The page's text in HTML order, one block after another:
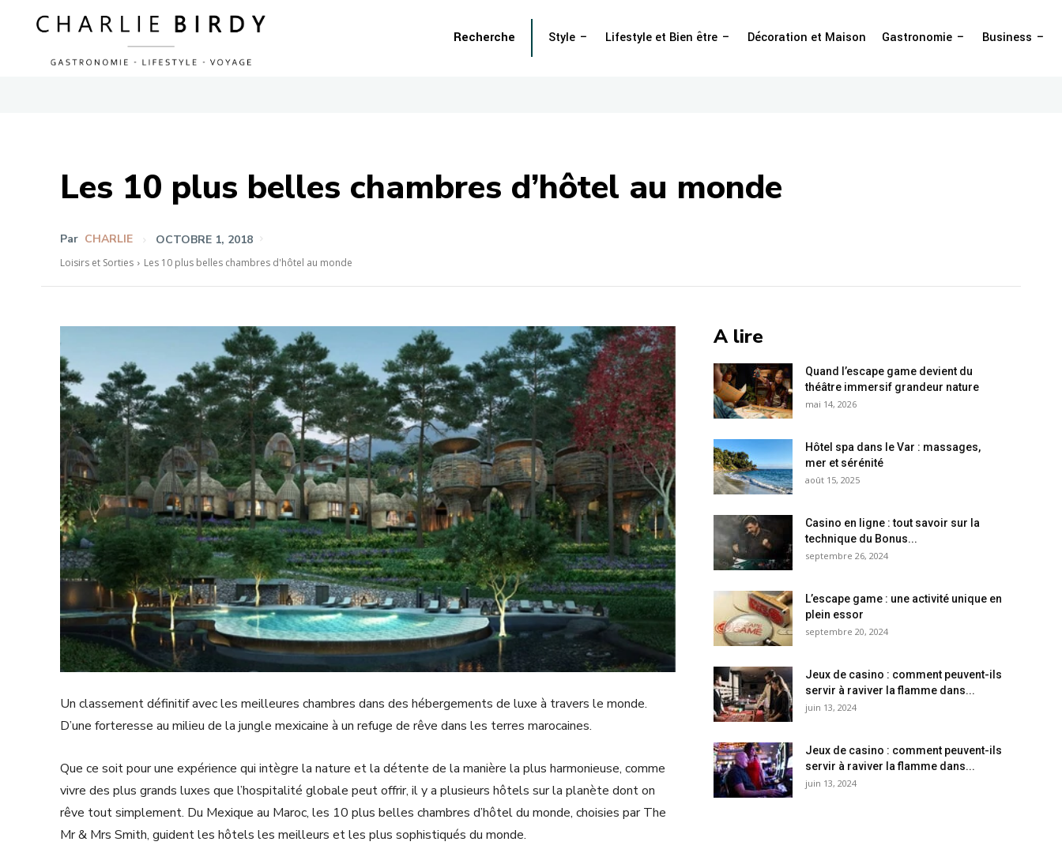
Style Lifestyle et Bien être Décoration et Maison Gastronomie Business
Recherche
Les 10 plus belles chambres d’hôtel au monde
Par CHARLIE OCTOBRE 1, 2018
Loisirs et Sorties Les 10 plus belles chambres d'hôtel au monde
Un classement définitif avec les meilleures chambres dans des hébergements de luxe à travers le monde.
D’une forteresse au milieu de la jungle mexicaine à un refuge de rêve dans les terres marocaines.
Que ce soit pour une expérience qui intègre la nature et la détente de la manière la plus harmonieuse, comme
vivre des plus grands luxes que l’hospitalité globale peut offrir, il y a plusieurs hôtels sur la planète dont on
rêve tout simplement. Du Mexique au Maroc, les 10 plus belles chambres d’hôtel du monde, choisies par The
Mr & Mrs Smith, guident les hôtels les meilleurs et les plus sophistiqués du monde.
A lire
Quand l’escape game devient du
théâtre immersif grandeur nature
mai 14, 2026
Hôtel spa dans le Var : massages,
mer et sérénité
août 15, 2025
Casino en ligne : tout savoir sur la
technique du Bonus...
septembre 26, 2024
L’escape game : une activité unique en
plein essor
septembre 20, 2024
Jeux de casino : comment peuvent-ils
servir à raviver la flamme dans...
juin 13, 2024
Jeux de casino : comment peuvent-ils
servir à raviver la flamme dans...
juin 13, 2024